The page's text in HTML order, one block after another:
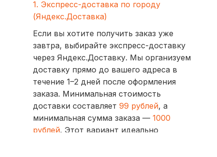
1. Экспресс-доставка по городу
(Яндекс.Доставка)
Если вы хотите получить заказ уже
завтра, выбирайте экспресс-доставку
через Яндекс.Доставку. Мы организуем
доставку прямо до вашего адреса в
течение 1–2 дней после оформления
заказа. Минимальная стоимость
доставки составляет 99 рублей, а
минимальная сумма заказа — 1000
рублей. Этот вариант идеально